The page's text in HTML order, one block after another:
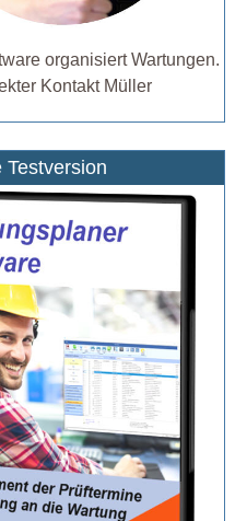
organisiert Wartungen.
Kontakt Müller
Testversion